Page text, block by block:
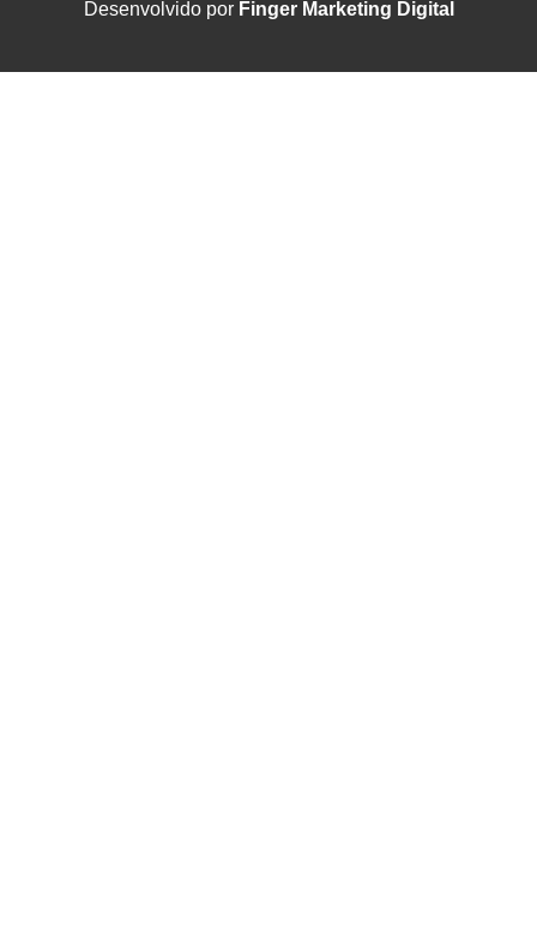
Desenvolvido por Finger Marketing Digital